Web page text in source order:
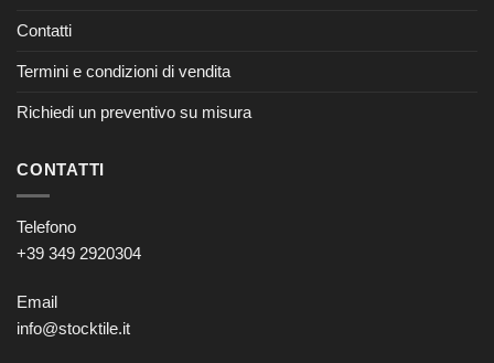
Contatti
Termini e condizioni di vendita
Richiedi un preventivo su misura
CONTATTI
Telefono
+39 349 2920304
Email
info@stocktile.it